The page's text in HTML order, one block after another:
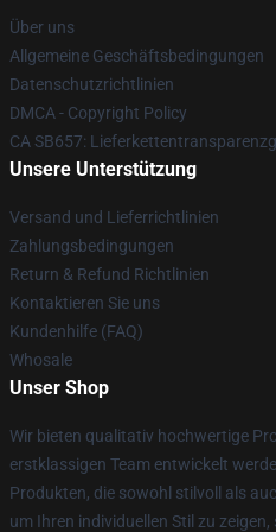
Über uns
Allgemeine Geschäftsbedingungen
Datenschutzrichtlinien
DMCA - Copyright Policy
CA SB657:
Unsere Unterstützung
Versand und Lieferrichtlinien
Zahlungsbedingungen
Return & Refund Richtlinien
Kontaktieren Sie uns
Kundenhilfe (FAQ)
Whosale
Unser Shop
Wir bieten qualitativ hochwertige
erstklassigen Team entwickelt
Produkten, die sowohl stilvoll als
um Ihren individuellen Stil zu